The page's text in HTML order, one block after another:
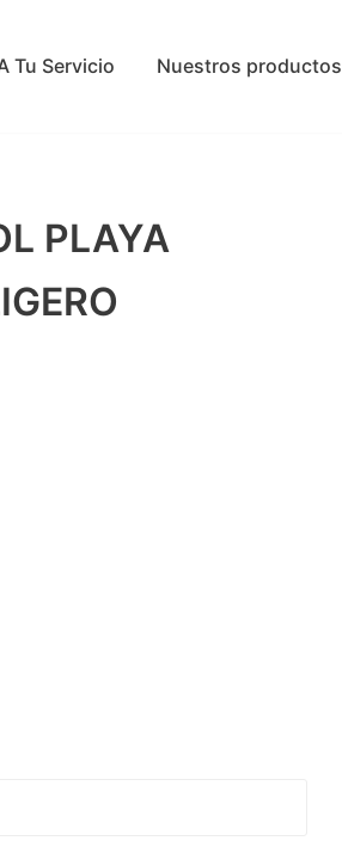
Tu Servicio Nuestros productos
PLAYA